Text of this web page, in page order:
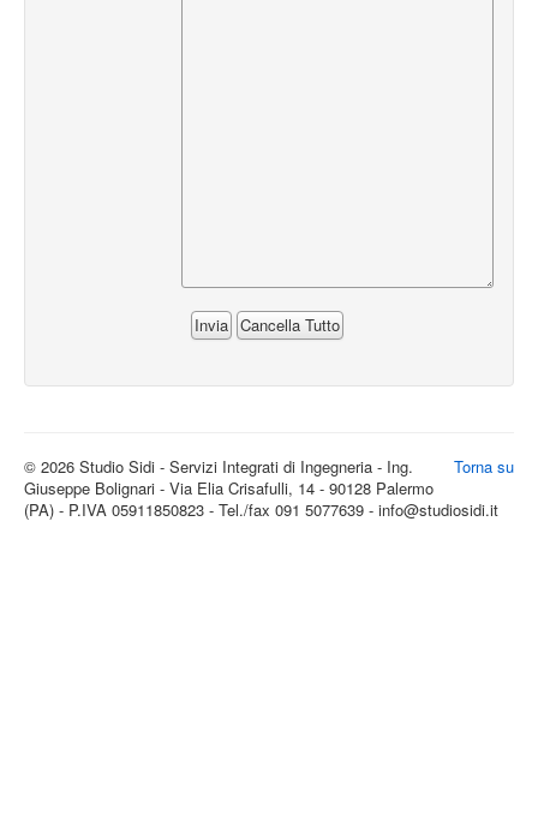
Torna su
© 2026 Studio Sidi - Servizi Integrati di Ingegneria - Ing.
Giuseppe Bolignari - Via Elia Crisafulli, 14 - 90128 Palermo
(PA) - P.IVA 05911850823 - Tel./fax 091 5077639 - info@studiosidi.it